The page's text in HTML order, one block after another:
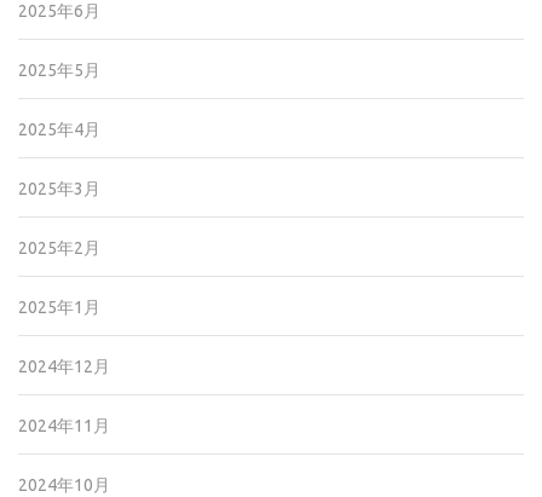
2025年6月
2025年5月
2025年4月
2025年3月
2025年2月
2025年1月
2024年12月
2024年11月
2024年10月